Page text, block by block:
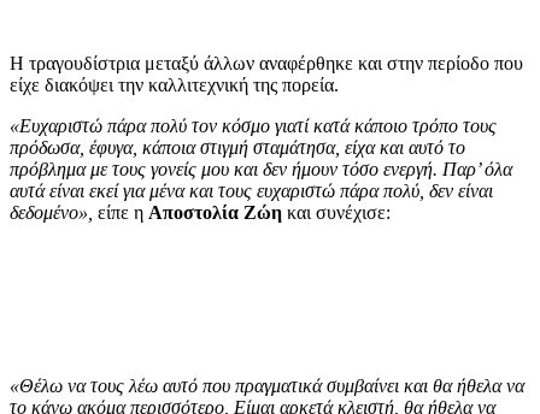
Η τραγουδίστρια μεταξύ άλλων αναφέρθηκε και στην περίοδο που
είχε διακόψει την καλλιτεχνική της πορεία.
«Ευχαριστώ πάρα πολύ τον κόσμο γιατί κατά κάποιο τρόπο τους
πρόδωσα, έφυγα, κάποια στιγμή σταμάτησα, είχα και αυτό το
πρόβλημα με τους γονείς μου και δεν ήμουν τόσο ενεργή. Παρ’ όλα
αυτά είναι εκεί για μένα και τους ευχαριστώ πάρα πολύ, δεν είναι
δεδομένο», είπε η Αποστολία Ζώη και συνέχισε:
«Θέλω να τους λέω αυτό που πραγματικά συμβαίνει και θα ήθελα να
το κάνω ακόμα περισσότερο, Είμαι αρκετά κλειστή, θα ήθελα να